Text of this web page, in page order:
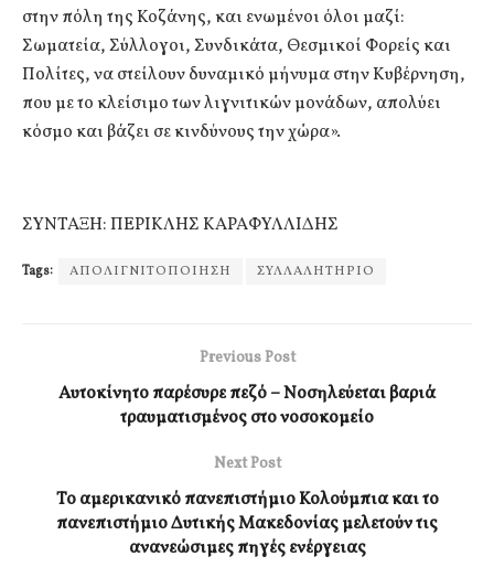
στην πόλη της Κοζάνης, και ενωμένοι όλοι μαζί:
Σωματεία, Σύλλογοι, Συνδικάτα, Θεσμικοί Φορείς και
Πολίτες, να στείλουν δυναμικό μήνυμα στην Κυβέρνηση,
που με το κλείσιμο των λιγνιτικών μονάδων, απολύει
κόσμο και βάζει σε κινδύνους την χώρα».
ΣΥΝΤΑΞΗ: ΠΕΡΙΚΛΗΣ ΚΑΡΑΦΥΛΛΙΔΗΣ
Tags: ΑΠΟΛΙΓΝΙΤΟΠΟΙΗΣΗ ΣΥΛΛΑΛΗΤΗΡΙΟ
Previous Post
Αυτοκίνητο παρέσυρε πεζό – Νοσηλεύεται βαριά
τραυματισμένος στο νοσοκομείο
Next Post
Το αμερικανικό πανεπιστήμιο Κολούμπια και το
πανεπιστήμιο Δυτικής Μακεδονίας μελετούν τις
ανανεώσιμες πηγές ενέργειας